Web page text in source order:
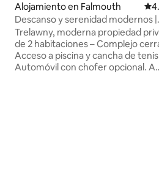
Alojamiento en Falmouth
Descanso y serenidad modernos |
Falmouth y cerca de Montego Bay
Trelawny, moderna propiedad
de 2 habitaciones – Complejo
Acceso a piscina y cancha de tenis |
Automóvil con chofer opcional. A